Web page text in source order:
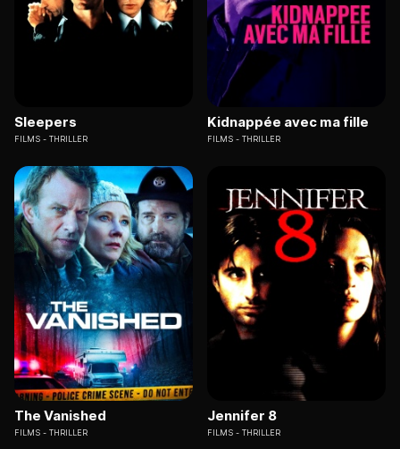
Sleepers
FILMS THRILLER
Kidnappée avec ma fille
FILMS THRILLER
The Vanished
FILMS THRILLER
Jennifer 8
FILMS THRILLER